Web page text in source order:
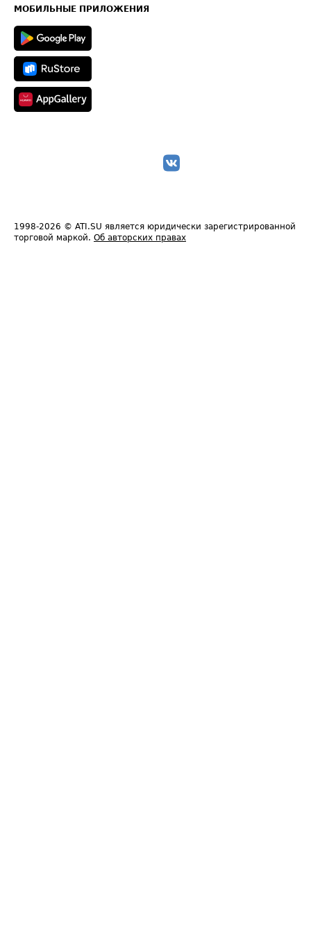
Техническая информация
МОБИЛЬНЫЕ ПРИЛОЖЕНИЯ
1998-2026 © ATI.SU является юридически зарегистрированной
торговой маркой. Об авторских правах